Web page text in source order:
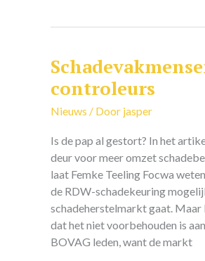
controleurs
Nieuws / Door jasper
Is de pap al gestort? In het
deur voor meer omzet
laat Femke Teeling Focwa
de RDW-schadekeuring
schadeherstelmarkt gaat.
dat het niet voorbehouden is
BOVAG leden, want de markt
Schadevakmensen
RDW-
controleurs